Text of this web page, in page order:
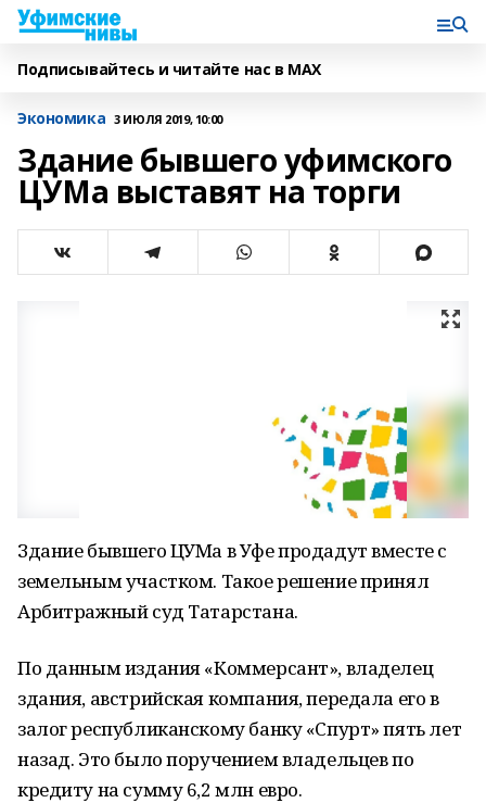
Подписывайтесь и читайте нас в MAX
Экономика 3 ИЮЛЯ 2019, 10:00
Здание бывшего уфимского
ЦУМа выставят на торги
Здание бывшего ЦУМа в Уфе продадут вместе с
земельным участком. Такое решение принял
Арбитражный суд Татарстана.
По данным издания «Коммерсант», владелец
здания, австрийская компания, передала его в
залог республиканскому банку «Спурт» пять лет
назад. Это было поручением владельцев по
кредиту на сумму 6,2 млн евро.